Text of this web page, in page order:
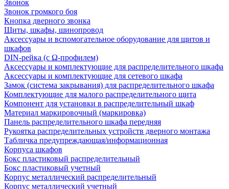
Звонок
Звонок громкого боя
Кнопка дверного звонка
Щиты, шкафы, шинопровод
Аксессуары и вспомогательное оборудование для щитов и
шкафов
DIN-рейка (с Ω-профилем)
Аксессуары и комплектующие для распределительного шкафа
Аксессуары и комплектующие для сетевого шкафа
Замок (система закрывания) для распределительного шкафа
Комплектующие для малого распределительного щита
Компонент для установки в распределительный шкаф
Материал маркировочный (маркировка)
Панель распределительного шкафа передняя
Рукоятка распределительных устройств дверного монтажа
Табличка предупреждающая/информационная
Корпуса шкафов
Бокс пластиковый распределительный
Бокс пластиковый учетный
Корпус металлический распределительный
Корпус металлический учетный